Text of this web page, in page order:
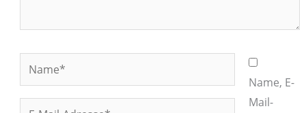
Name*
Name, E-
Mail-